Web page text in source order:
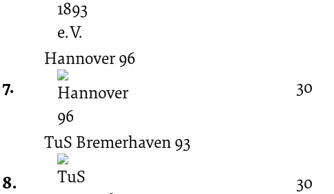
7.
Hannover 96
30
8.
TuS Bremerhaven 93
30